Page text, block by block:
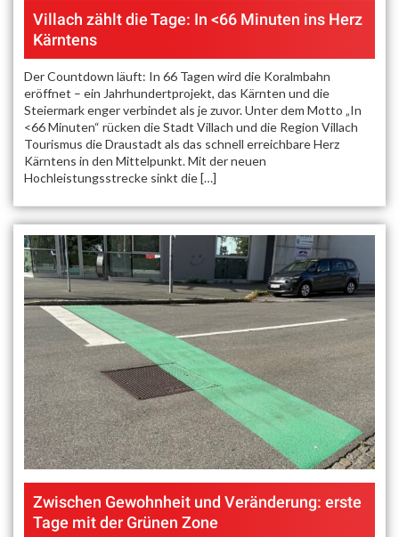
Villach zählt die Tage: In <66 Minuten ins Herz
Kärntens
Der Countdown läuft: In 66 Tagen wird die Koralmbahn
eröffnet – ein Jahrhundertprojekt, das Kärnten und die
Steiermark enger verbindet als je zuvor. Unter dem Motto „In
<66 Minuten“ rücken die Stadt Villach und die Region Villach
Tourismus die Draustadt als das schnell erreichbare Herz
Kärntens in den Mittelpunkt. Mit der neuen
Hochleistungsstrecke sinkt die […]
Zwischen Gewohnheit und Veränderung: erste
Tage mit der Grünen Zone